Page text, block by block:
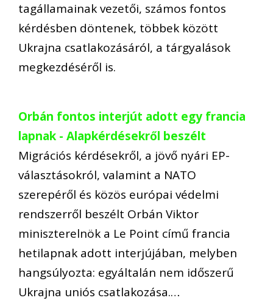
tagállamainak vezetői, számos fontos
kérdésben döntenek, többek között
Ukrajna csatlakozásáról, a tárgyalások
megkezdéséről is.
Orbán fontos interjút adott egy francia
lapnak - Alapkérdésekről beszélt
Migrációs kérdésekről, a jövő nyári EP-
választásokról, valamint a NATO
szerepéről és közös európai védelmi
rendszerről beszélt Orbán Viktor
miniszterelnök a Le Point című francia
hetilapnak adott interjújában, melyben
hangsúlyozta: egyáltalán nem időszerű
Ukrajna uniós csatlakozása.…